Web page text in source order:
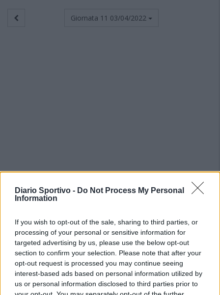
Diario Sportivo - Do Not Process My Personal
Information
If you wish to opt-out of the sale, sharing to third parties, or
processing of your personal or sensitive information for
targeted advertising by us, please use the below opt-out
section to confirm your selection. Please note that after your
opt-out request is processed you may continue seeing
interest-based ads based on personal information utilized by
us or personal information disclosed to third parties prior to
Giornata 11 03/04/2022